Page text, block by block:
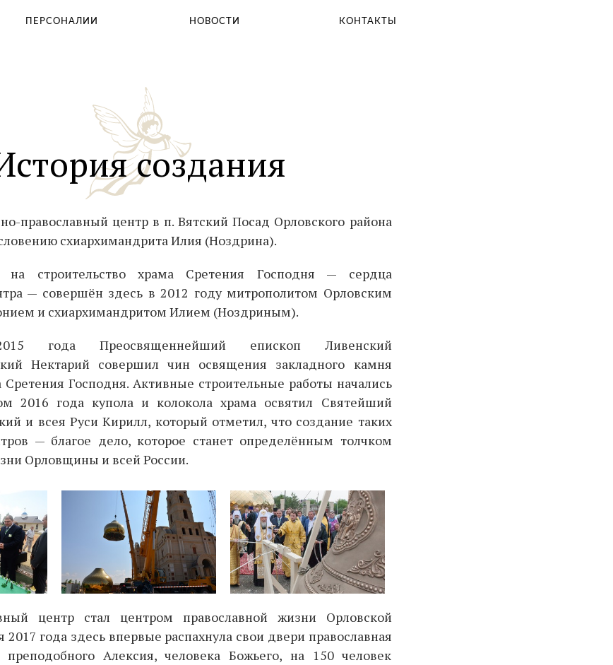
Таинства
ПEРСОНАЛИИ НОВОСТИ КОНТАКТЫ
создания
православный центр в п. Вятский Посад Орловского района
схиархимандрита Илия (Ноздрина).
строительство храма Сретения Господня — сердца
— совершён здесь в 2012 году митрополитом Орловским
и схиархимандритом Илием (Ноздриным).
года Преосвященнейший епископ Ливенский
Нектарий совершил чин освящения закладного камня
Сретения Господня. Активные строительные работы начались
2016 года купола и колокола храма освятил Святейший
и всея Руси Кирилл, который отметил, что создание таких
— благое дело, которое станет определённым толчком
Орловщины и всей России.
центр стал центром православной жизни Орловской
2017 года здесь впервые распахнула свои двери православная
Алексия, человека Божьего, на 150 человек